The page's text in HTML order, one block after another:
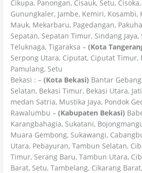
Cikupa, Panongan, Cisauk, Setu,
Gunungkaler, Jambe, Kemiri, Kosambi,
Mauk, Mekarbaru, Pagedangan,
Sepatan, Sepatan Timur, Sindang
Teluknaga, Tigaraksa –(Kota
Serpong Utara, Ciputat, Ciputat Timur,
Pamulang, Setu
Bekasi : –(Kota Bekasi) Bantar
Selatan, Bekasi Timur, Bekasi Utara,
medan Satria, Mustika Jaya, Pondok
Rawalumbu –(Kabupaten Bekasi)
Karangbahagia, Sukatani,
Muara Gembong, Sukawangi,
Utara, Pebayuran, Tambun Selatan,
Timur, Serang Baru, Tambun Utara,
Barat, Setu, Tambelang, Cikarang